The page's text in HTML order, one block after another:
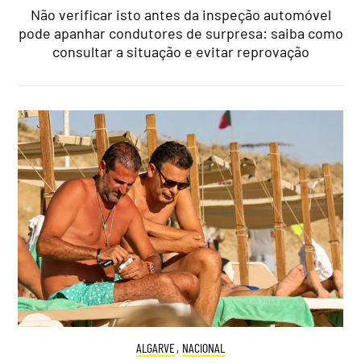
Não verificar isto antes da inspeção automóvel
pode apanhar condutores de surpresa: saiba como
consultar a situação e evitar reprovação
ALGARVE, NACIONAL